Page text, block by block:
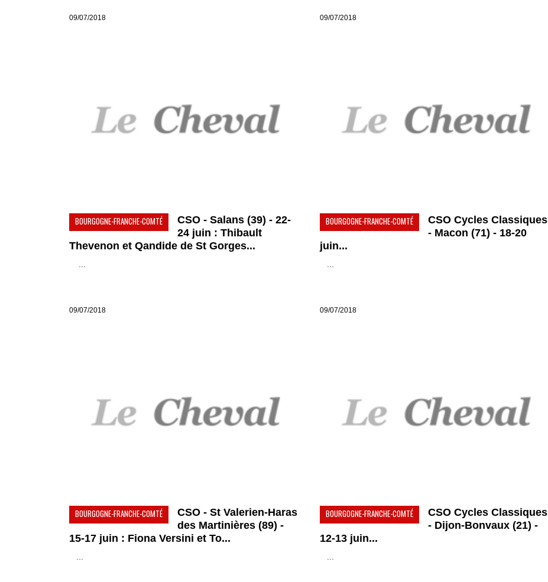
09/07/2018 09/07/2018
BOURGOGNE-FRANCHE-COMTÉ
CSO - Salans (39) - 22-
24 juin : Thibault
Thevenon et Qandide de St Gorges...
...
09/07/2018
BOURGOGNE-FRANCHE-COMTÉ
CSO Cycles Classiques
- Macon (71) - 18-20
juin...
...
09/07/2018
BOURGOGNE-FRANCHE-COMTÉ
CSO - St Valerien-Haras
des Martinières (89) -
15-17 juin : Fiona Versini et To...
...
BOURGOGNE-FRANCHE-COMTÉ
CSO Cycles Classiques
- Dijon-Bonvaux (21) -
12-13 juin...
...